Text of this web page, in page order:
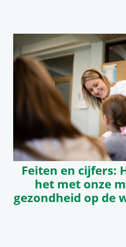
Feiten en cijfers:
het met onze
gezondheid op de